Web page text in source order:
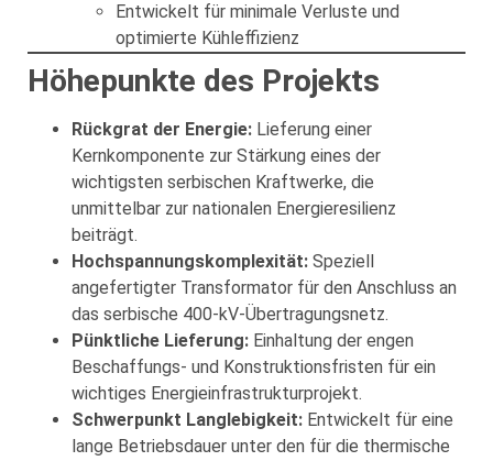
Entwickelt für minimale Verluste und
optimierte Kühleffizienz
Höhepunkte des Projekts
Rückgrat der Energie: Lieferung einer
Kernkomponente zur Stärkung eines der
wichtigsten serbischen Kraftwerke, die
unmittelbar zur nationalen Energieresilienz
beiträgt.
Hochspannungskomplexität: Speziell
angefertigter Transformator für den Anschluss an
das serbische 400-kV-Übertragungsnetz.
Pünktliche Lieferung: Einhaltung der engen
Beschaffungs- und Konstruktionsfristen für ein
wichtiges Energieinfrastrukturprojekt.
Schwerpunkt Langlebigkeit: Entwickelt für eine
lange Betriebsdauer unter den für die thermische